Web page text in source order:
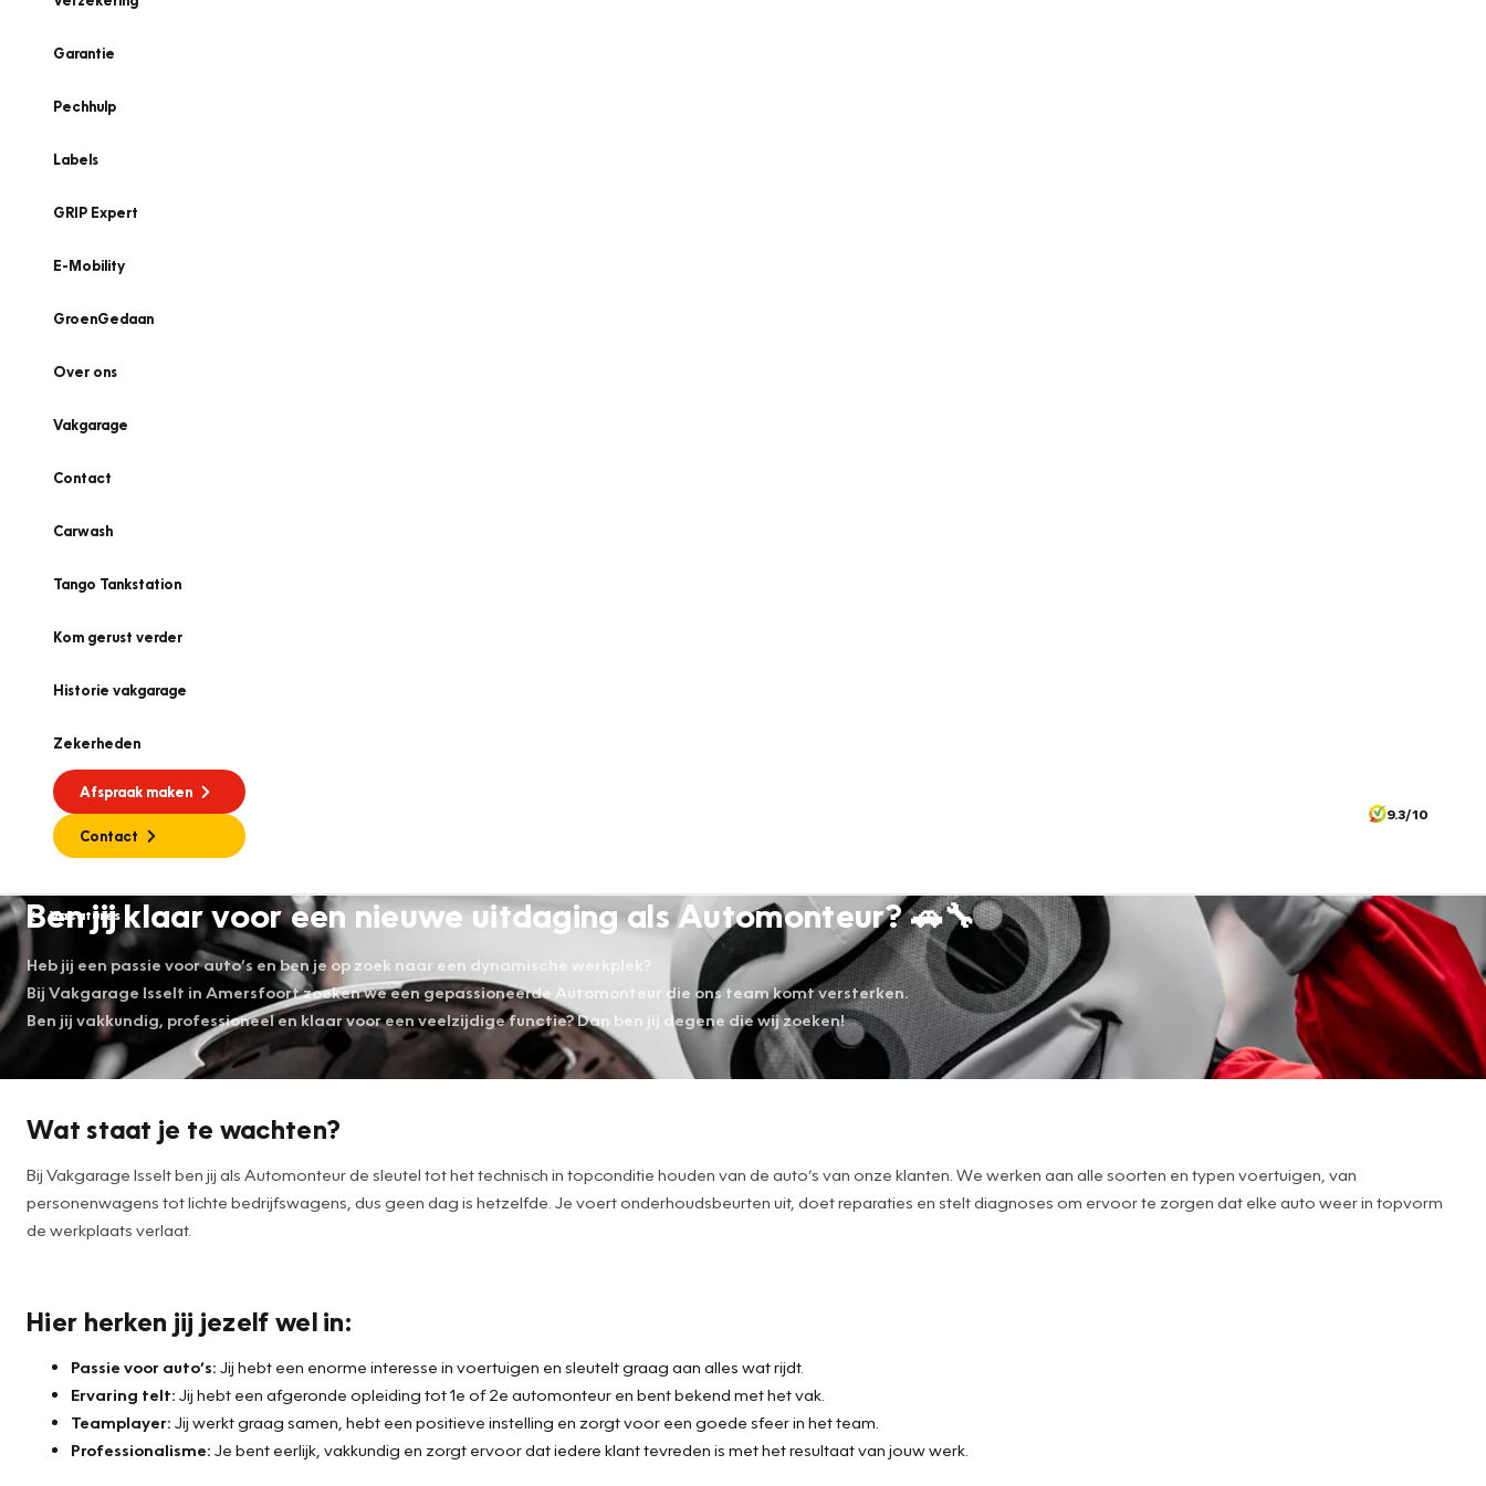
Garantie
Pechhulp
Labels
GRIP Expert
E-Mobility
GroenGedaan
Over ons
Vakgarage
Contact
Carwash
Tango Tankstation
Kom gerust verder
Historie vakgarage
Zekerheden
Afspraak maken
Contact
9.3/10
Vacatures
Ben jij klaar voor een nieuwe uitdaging als Automonteur? 🚗🔧
Heb jij een passie voor auto’s en ben je op zoek naar een dynamische werkplek?
Bij Vakgarage Isselt in Amersfoort zoeken we een gepassioneerde Automonteur die ons team komt versterken.
Ben jij vakkundig, professioneel en klaar voor een veelzijdige functie? Dan ben jij degene die wij zoeken!
Wat staat je te wachten?
Bij Vakgarage Isselt ben jij als Automonteur de sleutel tot het technisch in topconditie houden van de auto’s van onze klanten. We werken aan alle soorten en typen voertuigen, van
personenwagens tot lichte bedrijfswagens, dus geen dag is hetzelfde. Je voert onderhoudsbeurten uit, doet reparaties en stelt diagnoses om ervoor te zorgen dat elke auto weer in topvorm
de werkplaats verlaat.
Hier herken jij jezelf wel in:
Passie voor auto’s: Jij hebt een enorme interesse in voertuigen en sleutelt graag aan alles wat rijdt.
Ervaring telt: Jij hebt een afgeronde opleiding tot 1e of 2e automonteur en bent bekend met het vak.
Teamplayer: Jij werkt graag samen, hebt een positieve instelling en zorgt voor een goede sfeer in het team.
Professionalisme: Je bent eerlijk, vakkundig en zorgt ervoor dat iedere klant tevreden is met het resultaat van jouw werk.